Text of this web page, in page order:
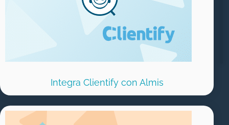
Integra Clientify con Almis